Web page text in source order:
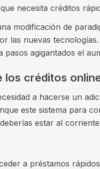
necesita créditos
modificación de
las nuevas
pasos agigantados el
los créditos
a hacerse un
este sistema para
estar al
a préstamos rápidos